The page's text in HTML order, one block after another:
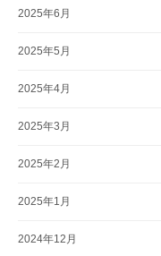
2025年6月
2025年5月
2025年4月
2025年3月
2025年2月
2025年1月
2024年12月